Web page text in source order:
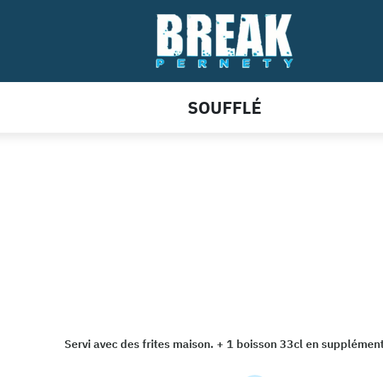
SOUFFLÉ
Servi avec des frites maison. + 1 boisson 33cl en